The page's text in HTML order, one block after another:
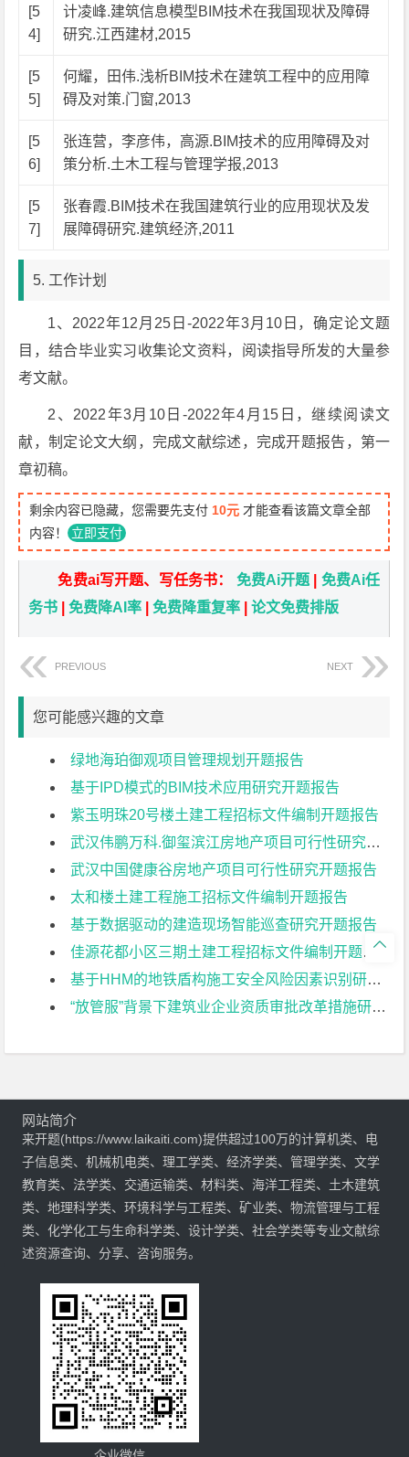
[5
4]
计凌峰.建筑信息模型BIM技术在我国现状及障碍
研究.江西建材,2015
[5
5]
何耀，田伟.浅析BIM技术在建筑工程中的应用障
碍及对策.门窗,2013
[5
6]
张连营，李彦伟，高源.BIM技术的应用障碍及对
策分析.土木工程与管理学报,2013
[5
7]
张春霞.BIM技术在我国建筑行业的应用现状及发
展障碍研究.建筑经济,2011
5. 工作计划
1、2022年12月25日-2022年3月10日，确定论文题
目，结合毕业实习收集论文资料，阅读指导所发的大量参
考文献。
2、2022年3月10日-2022年4月15日，继续阅读文
献，制定论文大纲，完成文献综述，完成开题报告，第一
章初稿。
剩余内容已隐藏，您需要先支付 10元 才能查看该篇文章全部
内容！ 立即支付
免费ai写开题、写任务书： 免费Ai开题
免费Ai任
务书 |免费降AI率 |免费降重复率 |论文免费排版
PREVIOUS NEXT
您可能感兴趣的文章
绿地海珀御观项目管理规划开题报告
基于IPD模式的BIM技术应用研究开题报告
紫玉明珠20号楼土建工程招标文件编制开题报告
武汉伟鹏万科.御玺滨江房地产项目可行性研究开题报告
武汉中国健康谷房地产项目可行性研究开题报告
太和楼土建工程施工招标文件编制开题报告
基于数据驱动的建造现场智能巡查研究开题报告
佳源花都小区三期土建工程招标文件编制开题报告
基于HHM的地铁盾构施工安全风险因素识别研究开题报告
“放管服”背景下建筑业企业资质审批改革措施研究开题报告

网站简介
来开题(https://www.laikaiti.com)提供超过100万的计算机类、电
子信息类、机械机电类、理工学类、经济学类、管理学类、文学
教育类、法学类、交通运输类、材料类、海洋工程类、土木建筑
类、地理科学类、环境科学与工程类、矿业类、物流管理与工程
类、化学化工与生命科学类、设计学类、社会学类等专业文献综
述资源查询、分享、咨询服务。